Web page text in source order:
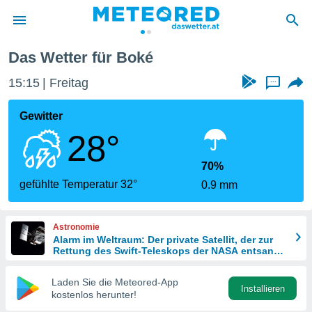
wurde
dass
sind.
diese
Das Wetter für Boké
15:15 Freitag ...
Gewitter
28°
gefühlte Temperatur 32°
70%
0.9 mm
Astronomie
Alarm im Weltraum: Der private Satellit, der zur
Rettung des Swift-Teleskops der NASA entsandt
Laden Sie die Meteored-App
kostenlos herunter!
Installieren